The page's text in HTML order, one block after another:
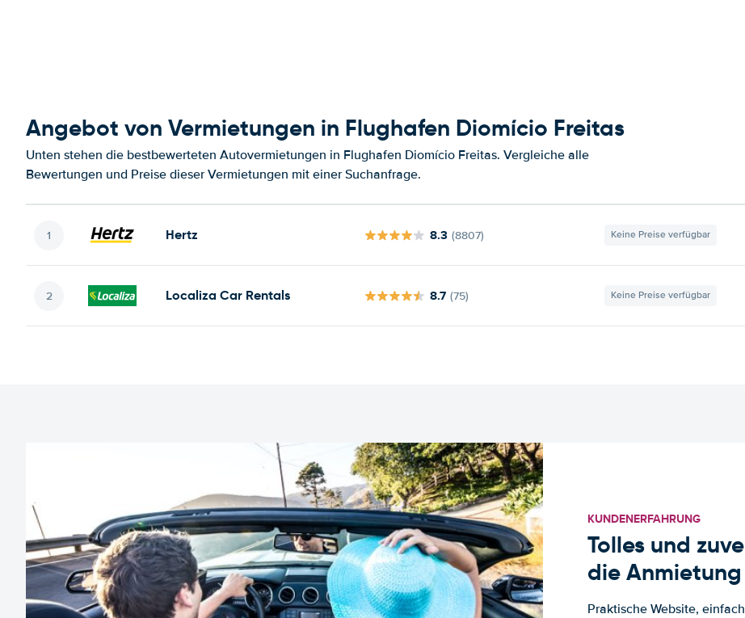
Angebot von Vermietungen in Flughafen Diomício Freitas
Unten stehen die bestbewerteten Autovermietungen in Flughafen Diomício Freitas. Vergleiche alle
Bewertungen und Preise dieser Vermietungen mit einer Suchanfrage.
Hertz 8.3 (8807) Keine Preise verfügbar
Localiza Car Rentals 8.7 (75) Keine Preise verfügbar
KUNDENERFAHRUNG
Tolles und
die
Praktische Website,